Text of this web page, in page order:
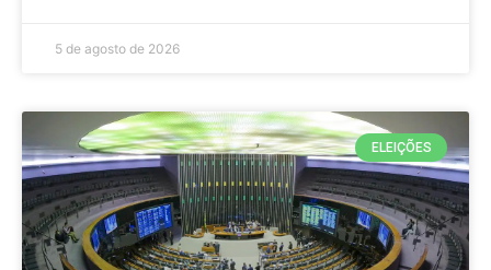
5 de agosto de 2026
ELEIÇÕES